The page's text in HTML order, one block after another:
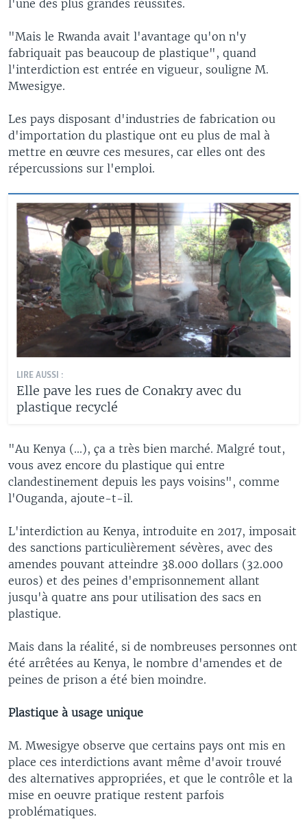
l'une des plus grandes réussites.
"Mais le Rwanda avait l'avantage qu'on n'y
fabriquait pas beaucoup de plastique", quand
l'interdiction est entrée en vigueur, souligne M.
Mwesigye.
Les pays disposant d'industries de fabrication ou
d'importation du plastique ont eu plus de mal à
mettre en œuvre ces mesures, car elles ont des
répercussions sur l'emploi.
LIRE AUSSI :
Elle pave les rues de Conakry avec du
plastique recyclé
"Au Kenya (...), ça a très bien marché. Malgré tout,
vous avez encore du plastique qui entre
clandestinement depuis les pays voisins", comme
l'Ouganda, ajoute-t-il.
L'interdiction au Kenya, introduite en 2017, imposait
des sanctions particulièrement sévères, avec des
amendes pouvant atteindre 38.000 dollars (32.000
euros) et des peines d'emprisonnement allant
jusqu'à quatre ans pour utilisation des sacs en
plastique.
Mais dans la réalité, si de nombreuses personnes ont
été arrêtées au Kenya, le nombre d'amendes et de
peines de prison a été bien moindre.
Plastique à usage unique
M. Mwesigye observe que certains pays ont mis en
place ces interdictions avant même d'avoir trouvé
des alternatives appropriées, et que le contrôle et la
mise en oeuvre pratique restent parfois
problématiques.